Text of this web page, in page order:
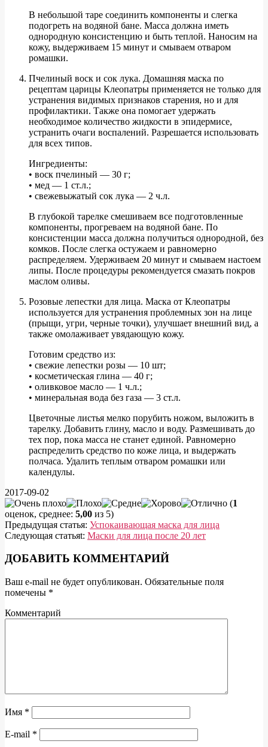
В небольшой таре соединить компоненты и слегка
подогреть на водяной бане. Масса должна иметь
однородную консистенцию и быть теплой. Наносим на
кожу, выдерживаем 15 минут и смываем отваром
ромашки.
Пчелиный воск и сок лука. Домашняя маска по
рецептам царицы Клеопатры применяется не только для
устранения видимых признаков старения, но и для
профилактики. Также она помогает удержать
необходимое количество жидкости в эпидермисе,
устранить очаги воспалений. Разрешается использовать
для всех типов.
Ингредиенты:
• воск пчелиный — 30 г;
• мед — 1 ст.л.;
• свежевыжатый сок лука — 2 ч.л.
В глубокой тарелке смешиваем все подготовленные
компоненты, прогреваем на водяной бане. По
консистенции масса должна получиться однородной, без
комков. После слегка остужаем и равномерно
распределяем. Удерживаем 20 минут и смываем настоем
липы. После процедуры рекомендуется смазать покров
маслом оливы.
Розовые лепестки для лица. Маска от Клеопатры
используется для устранения проблемных зон на лице
(прыщи, угри, черные точки), улучшает внешний вид, а
также омолаживает увядающую кожу.
Готовим средство из:
• свежие лепестки розы — 10 шт;
• косметическая глина — 40 г;
• оливковое масло — 1 ч.л.;
• минеральная вода без газа — 3 ст.л.
Цветочные листья мелко порубить ножом, выложить в
тарелку. Добавить глину, масло и воду. Размешивать до
тех пор, пока масса не станет единой. Равномерно
распределить средство по коже лица, и выдержать
полчаса. Удалить теплым отваром ромашки или
календулы.
2017-09-02
(1
оценок, среднее: 5,00 из 5)
Предыдущая статья: Успокаивающая маска для лица
Следующая статьяt: Маски для лица после 20 лет
ДОБАВИТЬ КОММЕНТАРИЙ
Ваш e-mail не будет опубликован. Обязательные поля
помечены *
Комментарий
Имя *
E-mail *